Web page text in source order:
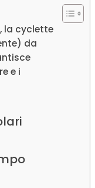
la cyclette
da
e i